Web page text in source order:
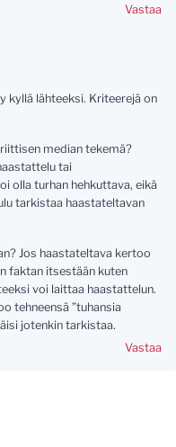
Vastaa
kyllä lähteeksi. Kriteerejä on
median tekemä?
tai
olla turhan hehkuttava, eikä
tarkistaa haastateltavan
Jos haastateltava kertoo
faktan itsestään kuten
voi laittaa haastattelun.
tehneensä ”tuhansia
jotenkin tarkistaa.
Vastaa